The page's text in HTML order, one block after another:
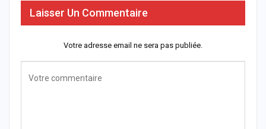
Laisser Un Commentaire
Votre adresse email ne sera pas publiée.